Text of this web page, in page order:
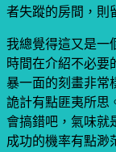
者失蹤的房間，則
我總覺得這又是一
時間在介紹不必要
暴一面的刻畫非常
詭計有點匪夷所思
會搞錯吧，氣味就
成功的機率有點渺